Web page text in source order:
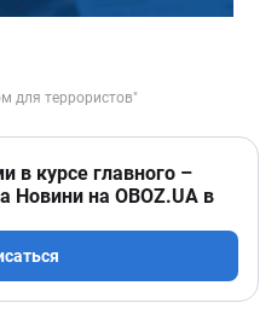
в курсе главного –
Новини на OBOZ.UA в